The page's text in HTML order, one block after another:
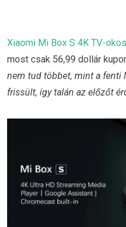
Xiaomi Mi Box S 4K TV-
most csak 56,99 dollár
nem tud többet, mint a fenti
frissült, így talán az előzőt